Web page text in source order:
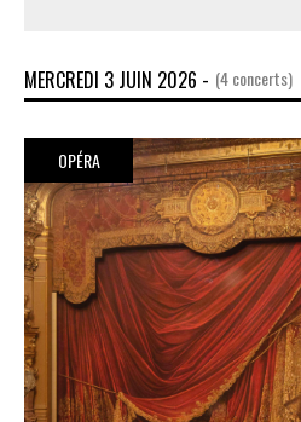
MERCREDI 3 JUIN 2026 - (4 concerts)
OPÉRA